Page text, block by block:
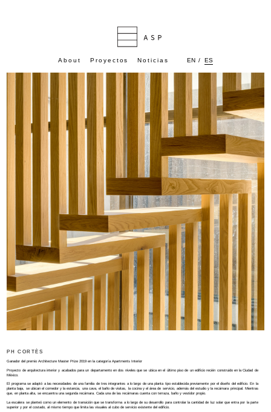
About Proyectos Noticias EN/ ES
PH CORTÉS
Ganador del premio Architecture Master Prize 2019 en la categoría Apartments Interior
Proyecto de arquitectura interior y acabados para un departamento en dos niveles que se ubica en el último piso de un edificio recién construido en la Ciudad de
México.
El programa se adaptó a las necesidades de una familia de tres integrantes a lo largo de una planta tipo establecida previamente por el diseño del edificio. En la
planta baja, se ubican el comedor y la estancia, una cava, el baño de visitas, la cocina y el área de servicio, además del estudio y la recámara principal. Mientras
que, en planta alta, se encuentra una segunda recámara. Cada una de las recámaras cuenta con terraza, baño y vestidor propio.
La escalera se planteó como un elemento de transición que se transforma a lo largo de su desarrollo para controlar la cantidad de luz solar que entra por la parte
superior y por el costado, al mismo tiempo que limita las visuales al cubo de servicio existente del edificio.